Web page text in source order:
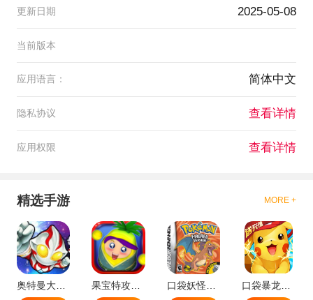
更新日期 2025-05-08
当前版本
应用语言： 简体中文
隐私协议 查看详情
应用权限 查看详情
精选手游 MORE +
奥特曼大战小怪兽